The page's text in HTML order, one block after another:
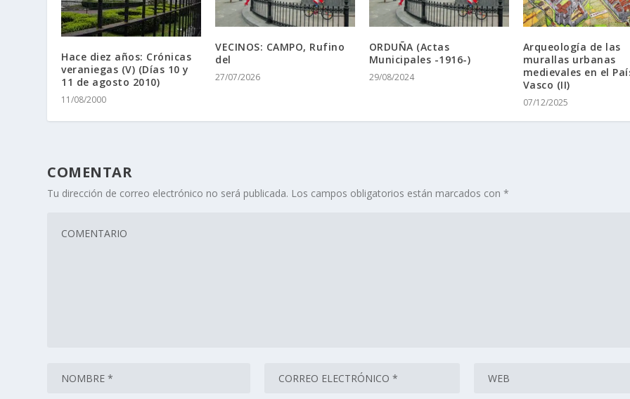
Hace diez años: Crónicas
veraniegas (V) (Dí­as 10 y
11 de agosto 2010)
11/08/2000
VECINOS: CAMPO, Rufino
del
27/07/2026
ORDUÑA (Actas
Municipales -1916-)
29/08/2024
Arqueología de las
murallas urbanas
medievales en el
Vasco (II)
07/12/2025
COMENTAR
Tu dirección de correo electrónico no será publicada. Los campos obligatorios están marcados con*